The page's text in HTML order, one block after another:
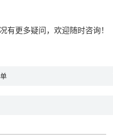
有更多疑问，欢迎随时咨询！